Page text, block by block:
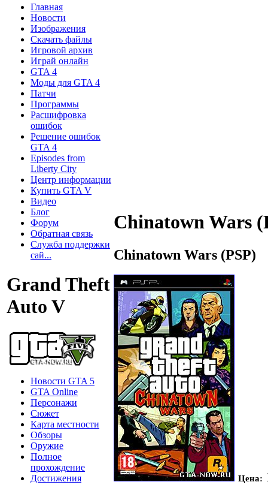
Главная
Новости
Изображения
Скачать файлы
Игровой архив
Играй онлайн
GTA 4
Моды для GTA 4
Патчи
Программы
Расшифровка
ошибок
Решение ошибок
GTA 4
Episodes from
Liberty City
Центр информации
Купить GTA V
Видео
Блог
Форум
Обратная связь
Служба поддержки
сай...
Grand Theft
Auto V
Новости GTA 5
GTA Online
Персонажи
Сюжет
Карта местности
Обзоры
Оружие
Полное
прохождение
Достижения
Chinatown Wars
Chinatown Wars (PSP)
Цена: